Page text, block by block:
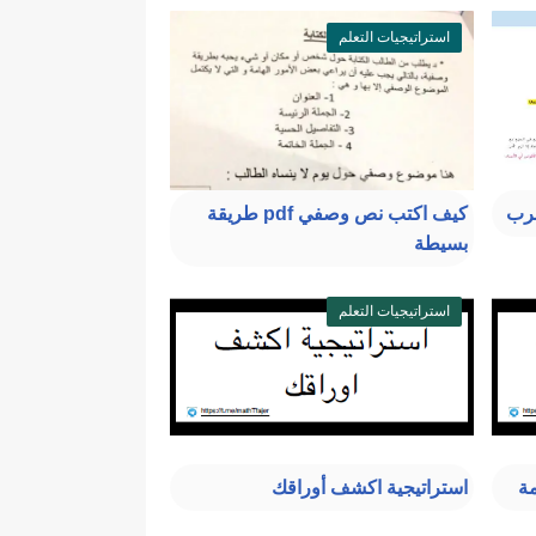
استراتيجيات التعلم
كيف اكتب نص وصفي pdf طريقة
بسيطة
استراتيجيات التعلم
استراتيجية اكشف أوراقك